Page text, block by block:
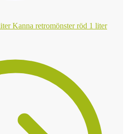
Kanna retromönster röd 1 liter